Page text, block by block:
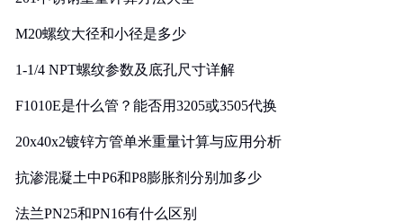
M20螺纹大径和小径是多少
1-1/4 NPT螺纹参数及底孔尺寸详解
F1010E是什么管？能否用3205或3505代换
20x40x2镀锌方管单米重量计算与应用分析
抗渗混凝土中P6和P8膨胀剂分别加多少
法兰PN25和PN16有什么区别